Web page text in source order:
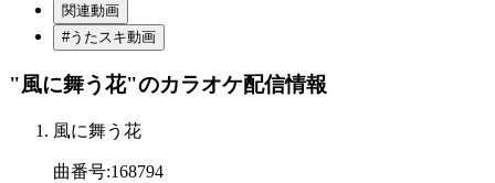
関連動画
#うたスキ動画
"風に舞う花"のカラオケ配信情報
風に舞う花
曲番号:168794